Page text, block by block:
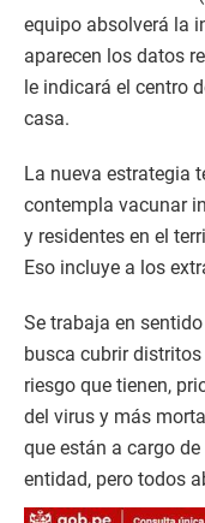
equipo absolverá la
aparecen los datos
le indicará el centro
casa.
La nueva estrategia
contempla vacunar
y residentes en el
Eso incluye a los
Se trabaja en
busca cubrir
riesgo que tienen,
del virus y más
que están a cargo
entidad, pero todos